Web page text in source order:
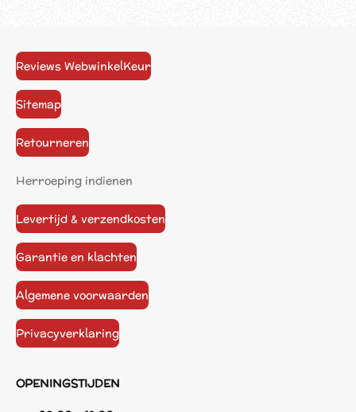
Reviews WebwinkelKeur
Sitemap
Retourneren
Herroeping indienen
Levertijd & verzendkosten
Garantie en klachten
Algemene voorwaarden
Privacyverklaring
OPENINGSTIJDEN